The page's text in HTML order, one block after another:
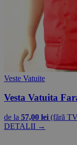
Veste Vatuite
Vesta Vatuita
de la 57,00 lei (fără
DETALII →